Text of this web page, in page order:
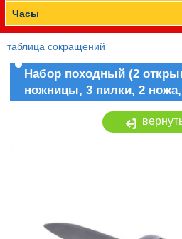
Часы
таблица сокращений
Набор походный (2
ножницы, 3 пилки, 2 ножа,